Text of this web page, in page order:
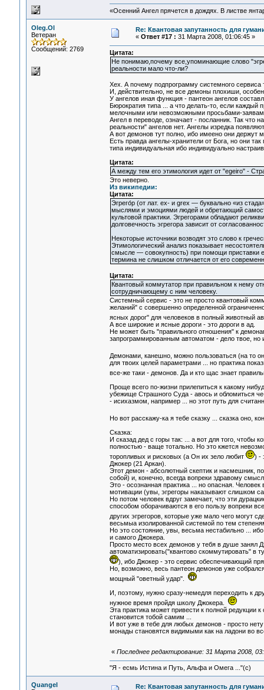
«Осенний Ангел прячется в дождях. В листве
Oleg.Ol
Ветеран
Сообщений: 2769
Re: Квантовая запутанность для
« Ответ #17 : 31 Марта 2008, 01:06:45 »
Цитата:
Не понимаю,почему все,упоминающие слово
реальности мало что-ли?
Хех. А почему подпрограмму системного
И, действительно, не все демоны плохиши,
У ангелов иная функция - пантеон ангелов
Бюрократия типа ... а что делать-то, если
мелочными или невозможными просьбами-
Ангел в переводе, означает - посланник. Так что
реальности" ангелов нет. Ангелы изредка
А вот демонов тут полно, ибо имеено они держут
Есть правда ангелы-хранители от Бога, но они
типа индивидуальная ибо индивидуально
Цитата:
А между тем его этимология идет от "egeiro" -
Это неверно.
Из википедии:
Цитата:
Эгрего́р (от лат. ex- и grex — буквально «из
мыслями и эмоциями людей и обретающий
культовой практики. Эгрегорами обладают
долговечность эгрегора зависит от
Некоторые источники возводят это слово к
Этимологический анализ показывает
смысле — совокупность) при помощи приставки
термина не слишком отличается от его
Цитата:
Квантовый коммутатор при правильном к нему
сотрудничающему с ним человеку.
Системный сервис - это не просто квантовый
желаний" с совершенно определенной
ясных дорог" для человеков в полный животный
А все широкие и ясные дороги - это дороги в ад.
Не может быть "правильного отношения" к
запрограммированным автоматом - дело твое, но
Демонами, канешно, можно пользоваться (на то
для твоих целей параметрами ... но практика
все-же таки - демонов. Да и кто щас знает
Проще всего по-жизни прилепиться к какому
убежище Страшного Суда - авось и обломиться
- исихазмом, например ... но этот путь для
Но вот расскажу-ка я тебе сказку ... сказка оно,
Сказка:
И сказад дед с горы так: ... а вот для того, чтобы
полностью - ваще тотально. Но это кжется
торопливых и рисковых (а Он их зело любит
) -
Джокер (21 Аркан).
Этот демон - абсолютный скептик и насмешник,
собой) и, конечно, всегда вопреки здравому
Это - осознанная практика ... но опасная.
мотивации (увы, эгрегоры наказывают слишком
Но потом человек вдруг замечает, что эти
способом оборачиваются в его пользу вопреки
других эгрегоров, которые уже мало чего могут
весьмыа изолированной системой по тем
Но это состояние, увы, весьма нестабильно ...
и самого Джокера.
Просто место всех демонов у тебя в душе занял
автоматизировать("квантово скоммутировать" в
), ибо Джокер - это сервис обеспечивающий
Но, возможно, весь пантеон демонов уже
мощный "оветный удар".
И, поэтому, нужно сразу-немедля переходить к
нужное время пройдя школу Джокера.
Эта практика может привести к полной редукции
становится тобой самим ...
И вот уже в тебе для любых демонов - просто
монады становятся видимыми как на ладони во
« Последнее редактирование: 31 Марта 2008,
"Я - есмь Истина и Путь, Альфа и Омега ..."(с)
Quangel
Re: Квантовая запутанность для